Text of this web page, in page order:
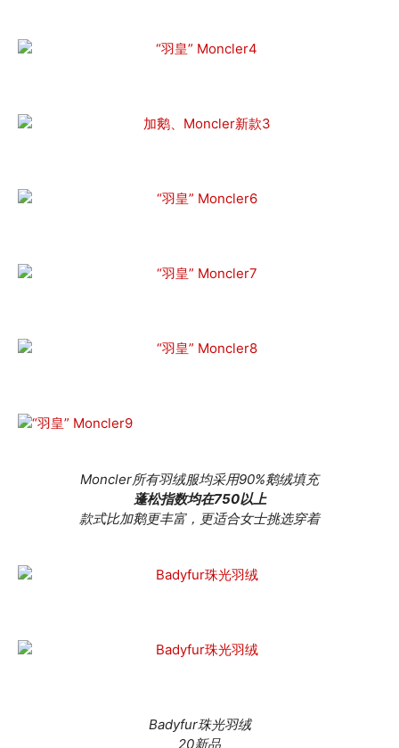
Moncler所有羽绒服均采用90%鹅绒填充
蓬松指数均在750以上
款式比加鹅更丰富，更适合女士挑选穿着
Badyfur珠光羽绒
20新品